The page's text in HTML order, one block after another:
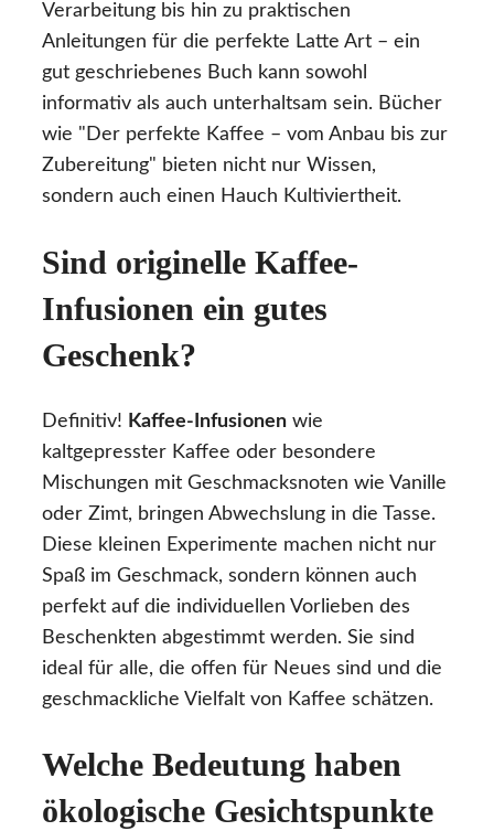
Verarbeitung bis hin zu praktischen
Anleitungen für die perfekte Latte Art – ein
gut geschriebenes Buch kann sowohl
informativ als auch unterhaltsam sein. Bücher
wie "Der perfekte Kaffee – vom Anbau bis zur
Zubereitung" bieten nicht nur Wissen,
sondern auch einen Hauch Kultiviertheit.
Sind originelle Kaffee-
Infusionen ein gutes
Geschenk?
Definitiv! Kaffee-Infusionen wie
kaltgepresster Kaffee oder besondere
Mischungen mit Geschmacksnoten wie Vanille
oder Zimt, bringen Abwechslung in die Tasse.
Diese kleinen Experimente machen nicht nur
Spaß im Geschmack, sondern können auch
perfekt auf die individuellen Vorlieben des
Beschenkten abgestimmt werden. Sie sind
ideal für alle, die offen für Neues sind und die
geschmackliche Vielfalt von Kaffee schätzen.
Welche Bedeutung haben
ökologische Gesichtspunkte